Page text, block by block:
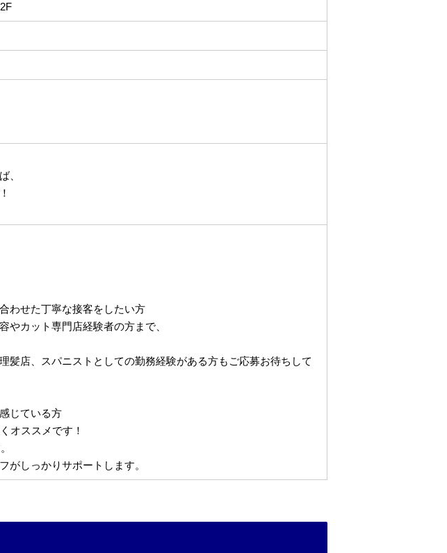
、
わせた丁寧な接客をしたい方
やカット専門店経験者の方まで、
髪店、スパニストとしての勤務経験がある方もご応募お待ちして
じている方
オススメです！
しっかりサポートします。